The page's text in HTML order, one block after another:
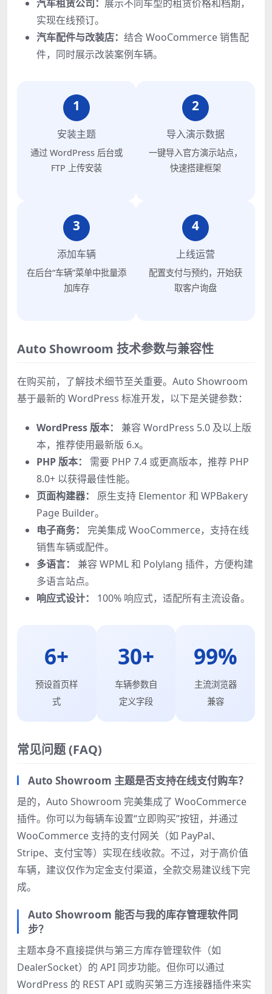
汽车租赁公司： 展示不同车型的租赁价格和档期，
实现在线预订。
汽车配件与改装店： 结合 WooCommerce 销售配
件，同时展示改装案例车辆。
1
安装主题
通过 WordPress 后台或
FTP 上传安装
2
导入演示数据
一键导入官方演示站点，
快速搭建框架
3
添加车辆
在后台“车辆”菜单中批量添
加库存
4
上线运营
配置支付与预约，开始获
取客户询盘
Auto Showroom 技术参数与兼容性
在购买前，了解技术细节至关重要。Auto Showroom
基于最新的 WordPress 标准开发，以下是关键参数：
WordPress 版本：
兼容 WordPress 5.0 及以上版
本，推荐使用最新版 6.x。
PHP 版本：
需要 PHP 7.4 或更高版本，推荐 PHP
8.0+ 以获得最佳性能。
页面构建器：
原生支持 Elementor 和 WPBakery
Page Builder。
电子商务：
完美集成 WooCommerce，支持在线
销售车辆或配件。
多语言：
兼容 WPML 和 Polylang 插件，方便构建
多语言站点。
响应式设计：
100% 响应式，适配所有主流设备。
6+
预设首页样
式
30+
车辆参数自
定义字段
99%
主流浏览器
兼容
常见问题 (FAQ)
Auto Showroom 主题是否支持在线支付购车？
是的，Auto Showroom 完美集成了 WooCommerce
插件。你可以为每辆车设置“立即购买”按钮，并通过
WooCommerce 支持的支付网关（如 PayPal、
Stripe、支付宝等）实现在线收款。不过，对于高价值
车辆，建议仅作为定金支付渠道，全款交易建议线下完
成。
Auto Showroom 能否与我的库存管理软件同
步？
主题本身不直接提供与第三方库存管理软件（如
DealerSocket）的 API 同步功能。但你可以通过
WordPress 的 REST API 或购买第三方连接器插件来实